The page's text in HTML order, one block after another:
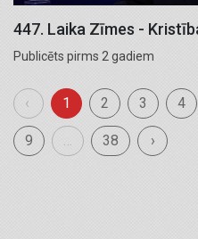
447. Laika Zīmes -
Publicēts pirms 2 gadiem
‹ 1 2 3 4
9 38 ›